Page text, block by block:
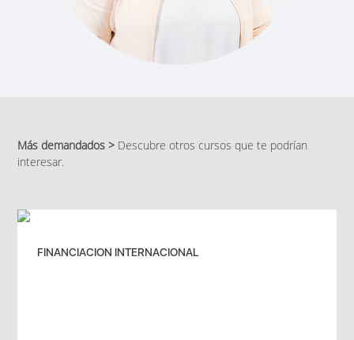
Más demandados > Descubre otros cursos que te podrían
interesar.
FINANCIACION INTERNACIONAL